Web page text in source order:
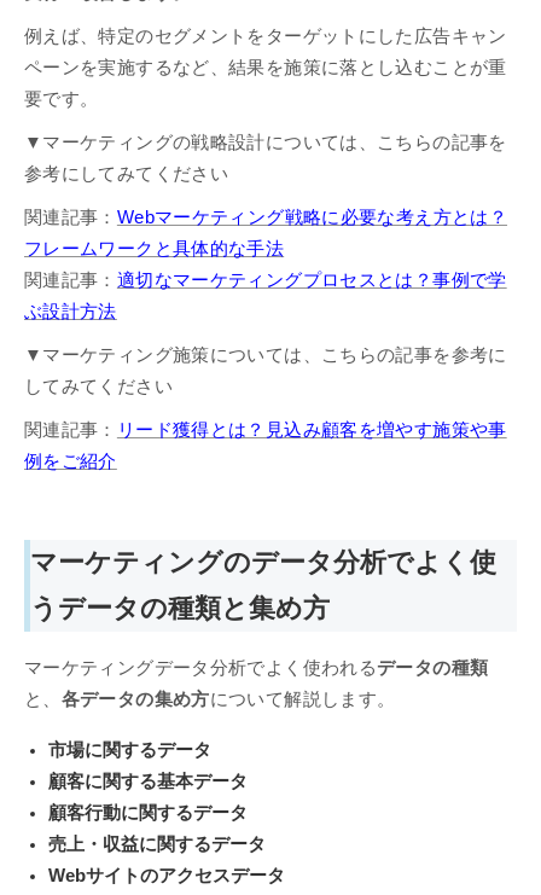
例えば、特定のセグメントをターゲットにした広告キャン
ペーンを実施するなど、結果を施策に落とし込むことが重
要です。
▼マーケティングの戦略設計については、こちらの記事を
参考にしてみてください
関連記事： Webマーケティング戦略に必要な考え方とは？
フレームワークと具体的な手法
関連記事： 適切なマーケティングプロセスとは？事例で学
ぶ設計方法
▼マーケティング施策については、こちらの記事を参考に
してみてください
関連記事：
リード獲得とは？見込み顧客を増やす施策や事
例をご紹介
マーケティングのデータ分析でよく使
うデータの種類と集め方
マーケティングデータ分析でよく使われるデータの種類
と、 各データの集め方について解説します。
市場に関するデータ
顧客に関する基本データ
顧客行動に関するデータ
売上・収益に関するデータ
Webサイトのアクセスデータ